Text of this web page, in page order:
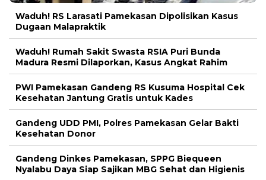
Waduh! RS Larasati Pamekasan Dipolisikan Kasus
Dugaan Malapraktik
Waduh! Rumah Sakit Swasta RSIA Puri Bunda
Madura Resmi Dilaporkan, Kasus Angkat Rahim
PWI Pamekasan Gandeng RS Kusuma Hospital Cek
Kesehatan Jantung Gratis untuk Kades
Gandeng UDD PMI, Polres Pamekasan Gelar Bakti
Kesehatan Donor
Gandeng Dinkes Pamekasan, SPPG Biequeen
Nyalabu Daya Siap Sajikan MBG Sehat dan Higienis